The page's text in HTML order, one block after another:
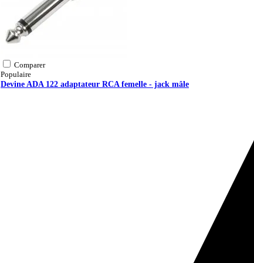
Comparer
Populaire
Devine ADA 122 adaptateur RCA femelle - jack mâle